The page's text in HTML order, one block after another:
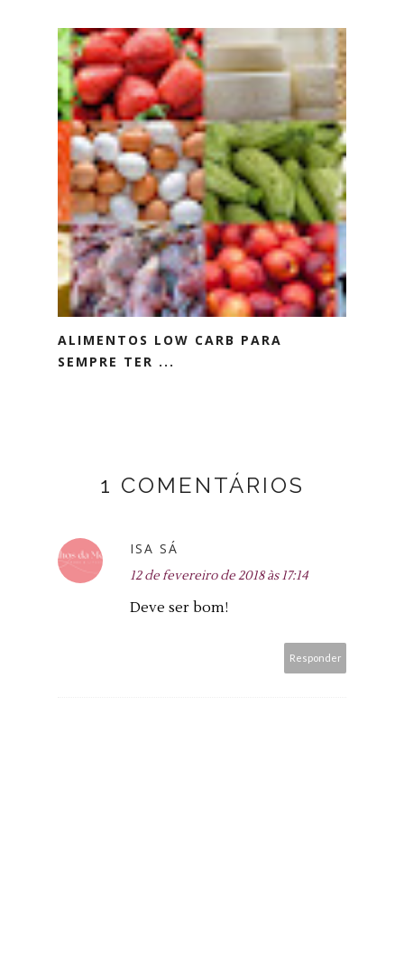
ALIMENTOS LOW CARB PARA
SEMPRE TER ...
1 COMENTÁRIOS
ISA SÁ
12 de fevereiro de 2018 às 17:14
Deve ser bom!
Responder